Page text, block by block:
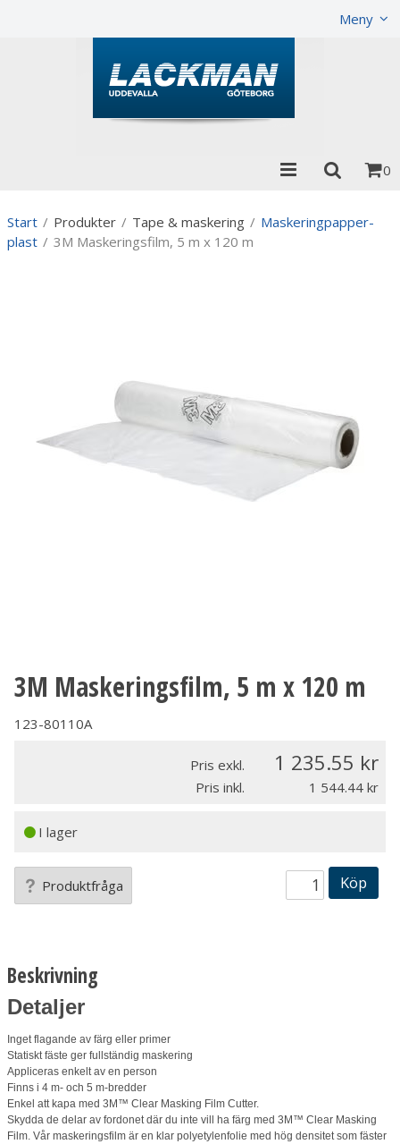
Meny
0
Start / Produkter / Tape & maskering / Maskeringpapper-
plast / 3M Maskeringsfilm, 5 m x 120 m
3M Maskeringsfilm, 5 m x 120 m
123-80110A
Pris exkl. 1 235.55
Pris inkl. 1 544.44
I lager
Produktfråga Köp
Beskrivning
Detaljer
Inget flagande av färg eller primer
Statiskt fäste ger fullständig maskering
Appliceras enkelt av en person
Finns i 4 m- och 5 m-bredder
Enkel att kapa med 3M™ Clear Masking Film Cutter.
Skydda de delar av fordonet där du inte vill ha färg med 3M™ Clear Masking
Film. Vår maskeringsfilm är en klar polyetylenfolie med hög densitet som fäster